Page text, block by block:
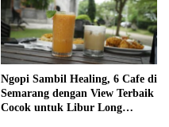
Ngopi Sambil Healing, 6 Cafe di
Semarang dengan View Terbaik
Cocok untuk Libur Long